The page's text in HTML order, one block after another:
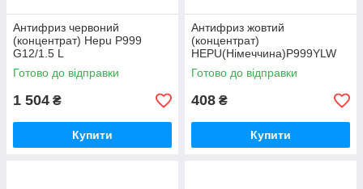
Антифриз червоний
(концентрат) Hepu P999
G12/1.5 L
Готово до відправки
1 504 ₴
Купити
Антифриз жовтий
(концентрат)
HEPU(Німеччина)P999YLW
Готово до відправки
408 ₴
Купити